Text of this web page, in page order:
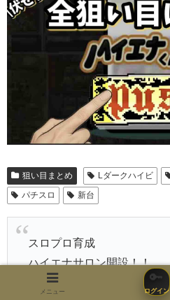
狙い目まとめ Lダークハイビ
パチスロ
新台
スロプロ育成
ハイエナサロン開設！！
メニュー
🔑
ログイン